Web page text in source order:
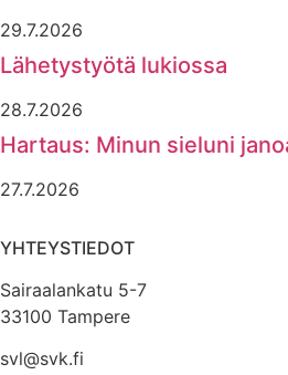
29.7.2026
Lähetystyötä lukiossa
28.7.2026
Hartaus: Minun sieluni
27.7.2026
YHTEYSTIEDOT
Sairaalankatu 5-7
33100 Tampere
svl@svk.fi